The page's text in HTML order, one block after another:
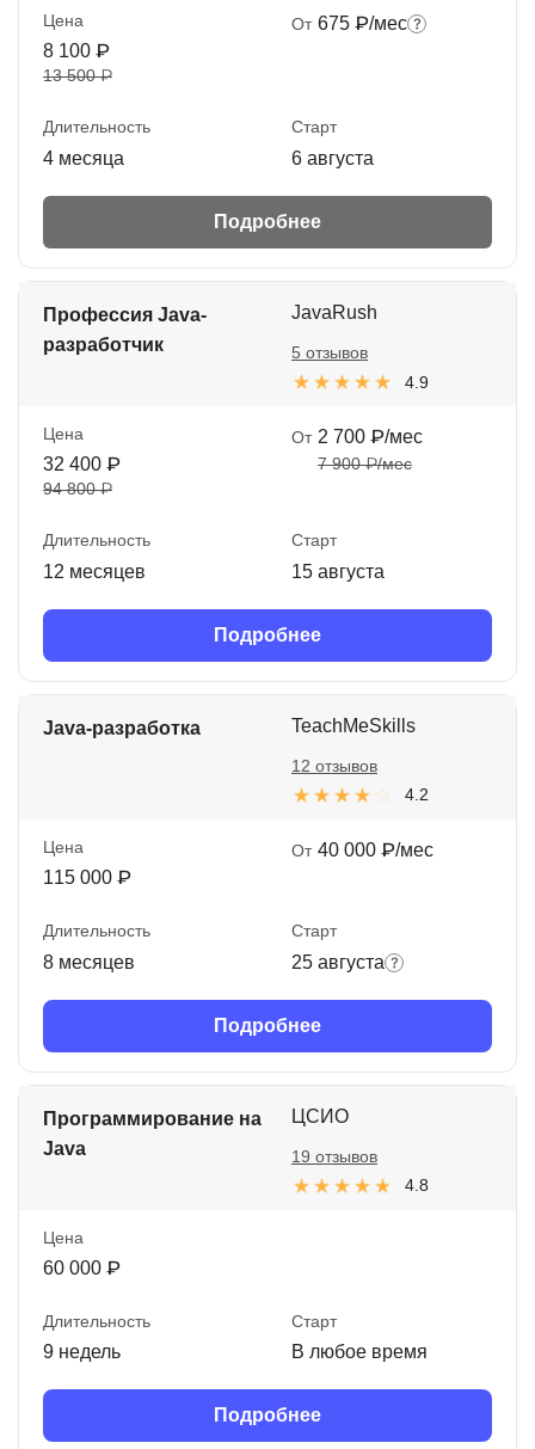
Цена
8 100 ₽
13 500 ₽
От 675 ₽/мес
Длительность
4 месяца
Старт
6 августа
Подробнее
Профессия Java-
разработчик
JavaRush
4.9
5 отзывов
Цена
32 400 ₽
94 800 ₽
От 2 700 ₽/мес
7 900 ₽/мес
Длительность
12 месяцев
Старт
15 августа
Подробнее
Java-разработка TeachMeSkills
4.2
12 отзывов
Цена
115 000 ₽
От 40 000 ₽/мес
Длительность
8 месяцев
Старт
25 августа
Подробнее
Программирование на
Java
ЦСИО
4.8
19 отзывов
Цена
60 000 ₽
Длительность
9 недель
Старт
В любое время
Подробнее